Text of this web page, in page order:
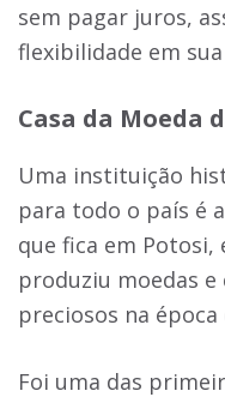
sem pagar juros,
flexibilidade em
Casa da Moeda
Uma instituição
para todo o país é
que fica em Potosi,
produziu moedas
preciosos na
Foi uma das